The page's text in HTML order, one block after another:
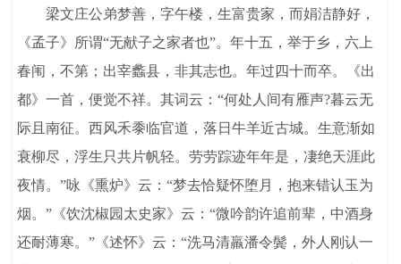
梁文庄公弟梦善，字午楼，生富贵家，而娟洁静好，
《孟子》所谓“无献子之家者也”。年十五，举于乡，六上
春闱，不第；出宰蠡县，非其志也。年过四十而卒。《出
都》一首，便觉不祥。其词云：“何处人间有雁声?暮云无
际且南征。西风禾黍临官道，落日牛羊近古城。生意渐如
衰柳尽，浮生只共片帆轻。劳劳踪迹年年是，凄绝天涯此
夜情。”咏《熏炉》云：“梦去恰疑怀堕月，抱来错认玉为
烟。”《饮沈椒园太史家》云：“微吟韵许追前辈，中酒身
还耐薄寒。”《述怀》云：“洗马清羸潘令鬓，外人刚认一